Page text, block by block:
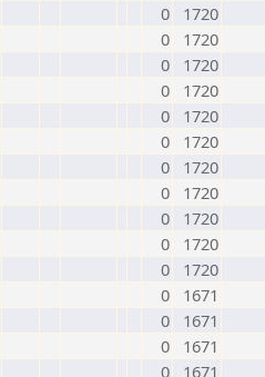
0
1720
0
1720
0
1720
0
1720
0
1720
0
1720
0
1720
0
1720
0
1720
0
1720
0
1720
0
1671
0
1671
0
1671
0
1671